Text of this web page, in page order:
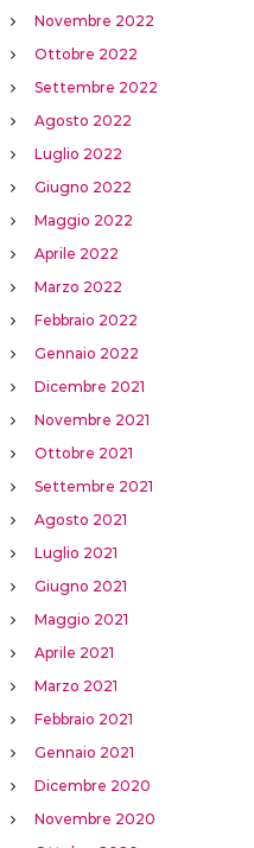
Novembre 2022
Ottobre 2022
Settembre 2022
Agosto 2022
Luglio 2022
Giugno 2022
Maggio 2022
Aprile 2022
Marzo 2022
Febbraio 2022
Gennaio 2022
Dicembre 2021
Novembre 2021
Ottobre 2021
Settembre 2021
Agosto 2021
Luglio 2021
Giugno 2021
Maggio 2021
Aprile 2021
Marzo 2021
Febbraio 2021
Gennaio 2021
Dicembre 2020
Novembre 2020